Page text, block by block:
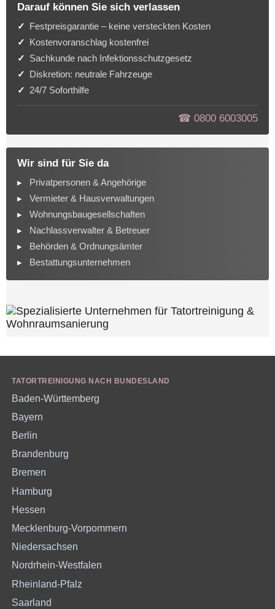
Darauf können Sie sich verlassen
Festpreisgarantie – keine versteckten Kosten
Kostenvoranschlag kostenfrei
Sachkunde nach Infektionsschutzgesetz
Diskretion: neutrale Fahrzeuge
24/7 Soforthilfe
☎︎ 0800 6003005
Wir sind für Sie da
Privatpersonen & Angehörige
Vermieter & Hausverwaltungen
Wohnungsbaugesellschaften
Nachlassverwalter & Betreuer
Behörden & Ordnungsämter
Bestattungsunternehmen
TATORTREINIGUNG NACH BUNDESLAND
Baden-Württemberg
Bayern
Berlin
Brandenburg
Bremen
Hamburg
Hessen
Mecklenburg-Vorpommern
Niedersachsen
Nordrhein-Westfalen
Rheinland-Pfalz
Saarland